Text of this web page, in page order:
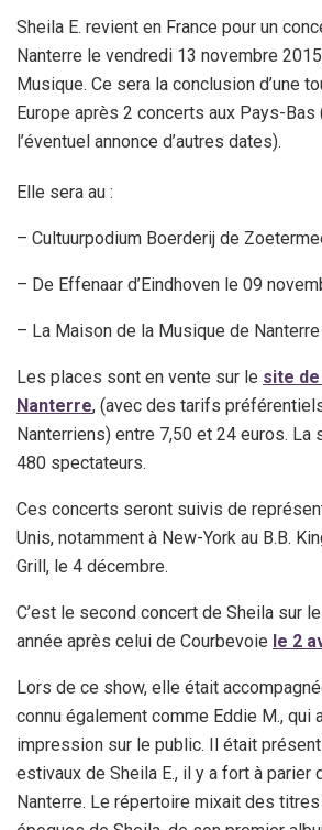
Sheila E. revient en France pour un
Nanterre le vendredi 13 novembre
Musique. Ce sera la conclusion d’une
Europe après 2 concerts aux Pays-Bas
l’éventuel annonce d’autres dates).
Elle sera au :
– Cultuurpodium Boerderij de
– De Effenaar d’Eindhoven le 09
– La Maison de la Musique de
Les places sont en vente sur le site
Nanterre, (avec des tarifs
Nanterriens) entre 7,50 et 24 euros. La
480 spectateurs.
Ces concerts seront suivis de
Unis, notamment à New-York au B.B.
Grill, le 4 décembre.
C’est le second concert de Sheila sur
année après celui de Courbevoie le 2
Lors de ce show, elle était
connu également comme Eddie M., qui
impression sur le public. Il était
estivaux de Sheila E., il y a fort à parier
Nanterre. Le répertoire mixait des